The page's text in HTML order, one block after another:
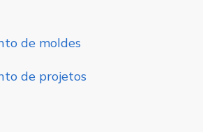
de moldes
de projetos